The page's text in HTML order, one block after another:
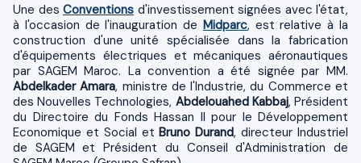
Une des Conventions d'investissement signées avec l'état,
à l'occasion de l'inauguration de Midparc, est relative à la
construction d'une unité spécialisée dans la fabrication
d'équipements électriques et mécaniques aéronautiques
par SAGEM Maroc. La convention a été signée par MM.
Abdelkader Amara, ministre de l'Industrie, du Commerce et
des Nouvelles Technologies, Abdelouahed Kabbaj, Président
du Directoire du Fonds Hassan II pour le Développement
Economique et Social etBruno Durand, directeur Industriel
de SAGEM et Président du Conseil d'Administration de